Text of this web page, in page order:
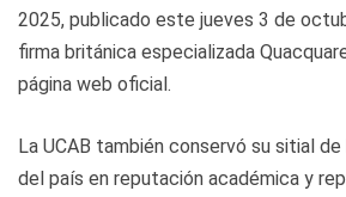
2025, publicado este jueves 3 de
firma británica especializada
página web oficial.
La UCAB también conservó su sitial
del país en reputación académica y